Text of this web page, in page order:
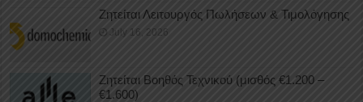
Ζητείται Λειτουργός Πωλήσεων & Τιμολόγησης
July 16, 2026
Ζητείται Βοηθός Τεχνικού (μισθός €1.200 –
€1.600)